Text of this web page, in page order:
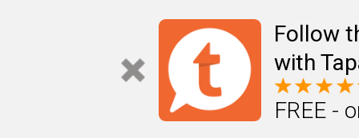
Follow
with
FREE -